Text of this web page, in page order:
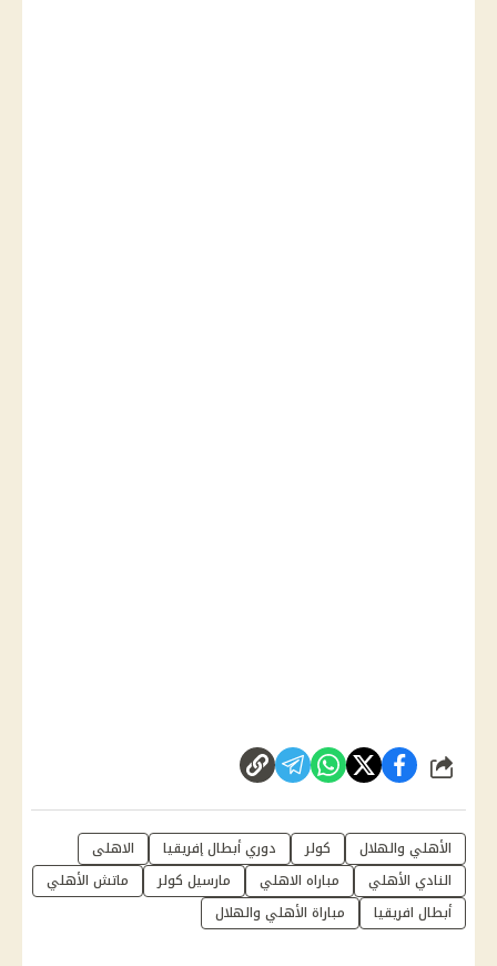
شارك
الأهلي والهلال كولر دوري أبطال إفريقيا
الاهلى
النادي الأهلي
مباراه الاهلي مارسيل كولر
ماتش الأهلي
أبطال افريقيا
مباراة الأهلي والهلال